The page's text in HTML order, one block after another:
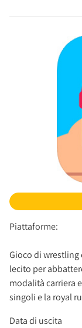
Piattaforme:
Gioco di
lecito per
modalità carriera
singoli e la royal
Data di uscita